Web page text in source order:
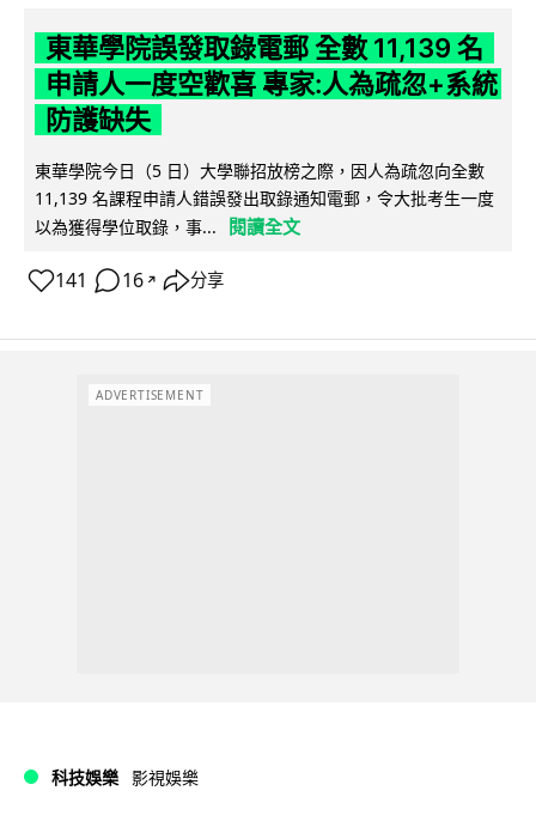
東華學院誤發取錄電郵 全數 11,139 名
申請人一度空歡喜 專家:人為疏忽+系統
防護缺失
東華學院今日（5 日）大學聯招放榜之際，因人為疏忽向全數
11,139 名課程申請人錯誤發出取錄通知電郵，令大批考生一度
以為獲得學位取錄，事...
閱讀全文
141 16 ↗ 分享
ADVERTISEMENT
科技娛樂 影視娛樂